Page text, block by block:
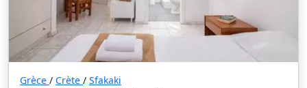
Grèce / Crète / Sfakaki